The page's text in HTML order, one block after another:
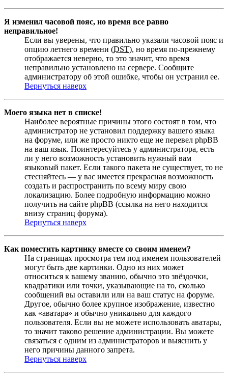
Я изменил часовой пояс, но время все равно
неправильное!
Если вы уверены, что правильно указали часовой пояс и
опцию летнего времени (DST), но время по-прежнему
отображается неверно, то это значит, что время
неправильно установлено на сервере. Сообщите
администратору об этой ошибке, чтобы он устранил ее.
Вернуться наверх
Моего языка нет в списке!
Наиболее вероятные причины этого состоят в том, что
администратор не установил поддержку вашего языка
на форуме, или же просто никто еще не перевел phpBB
на ваш язык. Поинтересуйтесь у администратора, есть
ли у него возможность установить нужный вам
языковый пакет. Если такого пакета не существует, то не
стесняйтесь — у вас имеется прекрасная возможность
создать и распространить по всему миру свою
локализацию. Более подробную информацию можно
получить на сайте phpBB (ссылка на него находится
внизу страниц форума).
Вернуться наверх
Как поместить картинку вместе со своим именем?
На страницах просмотра тем под именем пользователей
могут быть две картинки. Одно из них может
относиться к вашему званию, обычно это звёздочки,
квадратики или точки, указывающие на то, сколько
сообщений вы оставили или на ваш статус на форуме.
Другое, обычно более крупное изображение, известно
как «аватара» и обычно уникально для каждого
пользователя. Если вы не можете использовать аватары,
то значит таково решение администрации. Вы можете
связаться с одним из администраторов и выяснить у
него причины данного запрета.
Вернуться наверх